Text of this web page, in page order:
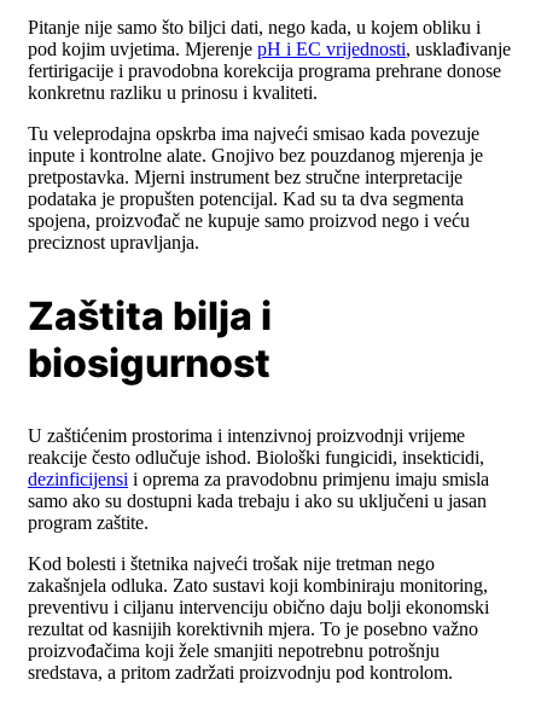
Pitanje nije samo što biljci dati, nego kada, u kojem obliku i
pod kojim uvjetima. Mjerenje pH i EC vrijednosti, usklađivanje
fertirigacije i pravodobna korekcija programa prehrane donose
konkretnu razliku u prinosu i kvaliteti.
Tu veleprodajna opskrba ima najveći smisao kada povezuje
inpute i kontrolne alate. Gnojivo bez pouzdanog mjerenja je
pretpostavka. Mjerni instrument bez stručne interpretacije
podataka je propušten potencijal. Kad su ta dva segmenta
spojena, proizvođač ne kupuje samo proizvod nego i veću
preciznost upravljanja.
Zaštita bilja i
biosigurnost
U zaštićenim prostorima i intenzivnoj proizvodnji vrijeme
reakcije često odlučuje ishod. Biološki fungicidi, insekticidi,
dezinficijensi i oprema za pravodobnu primjenu imaju smisla
samo ako su dostupni kada trebaju i ako su uključeni u jasan
program zaštite.
Kod bolesti i štetnika najveći trošak nije tretman nego
zakašnjela odluka. Zato sustavi koji kombiniraju monitoring,
preventivu i ciljanu intervenciju obično daju bolji ekonomski
rezultat od kasnijih korektivnih mjera. To je posebno važno
proizvođačima koji žele smanjiti nepotrebnu potrošnju
sredstava, a pritom zadržati proizvodnju pod kontrolom.